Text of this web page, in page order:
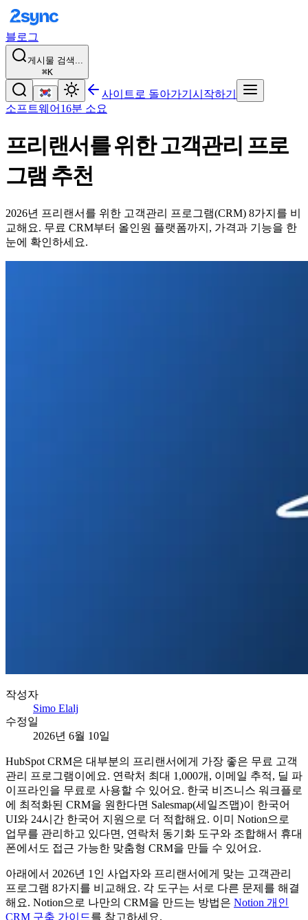
블로그
게시물 검색...
⌘K
사이트로 돌아가기 시작하기
소프트웨어 16분 소요
프리랜서를 위한 고객관리 프로
그램 추천
2026년 프리랜서를 위한 고객관리 프로그램(CRM) 8가지를 비
교해요. 무료 CRM부터 올인원 플랫폼까지, 가격과 기능을 한
눈에 확인하세요.
작성자
Simo Elalj
수정일
2026년 6월 10일
HubSpot CRM은 대부분의 프리랜서에게 가장 좋은 무료 고객
관리 프로그램이에요. 연락처 최대 1,000개, 이메일 추적, 딜 파
이프라인을 무료로 사용할 수 있어요. 한국 비즈니스 워크플로
에 최적화된 CRM을 원한다면 Salesmap(세일즈맵)이 한국어
UI와 24시간 한국어 지원으로 더 적합해요. 이미 Notion으로
업무를 관리하고 있다면, 연락처 동기화 도구와 조합해서 휴대
폰에서도 접근 가능한 맞춤형 CRM을 만들 수 있어요.
아래에서 2026년 1인 사업자와 프리랜서에게 맞는 고객관리
프로그램 8가지를 비교해요. 각 도구는 서로 다른 문제를 해결
해요. Notion으로 나만의 CRM을 만드는 방법은 Notion 개인
CRM 구축 가이드를 참고하세요.